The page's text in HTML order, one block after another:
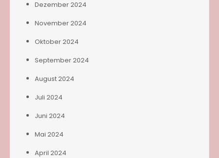
Dezember 2024
November 2024
Oktober 2024
September 2024
August 2024
Juli 2024
Juni 2024
Mai 2024
April 2024